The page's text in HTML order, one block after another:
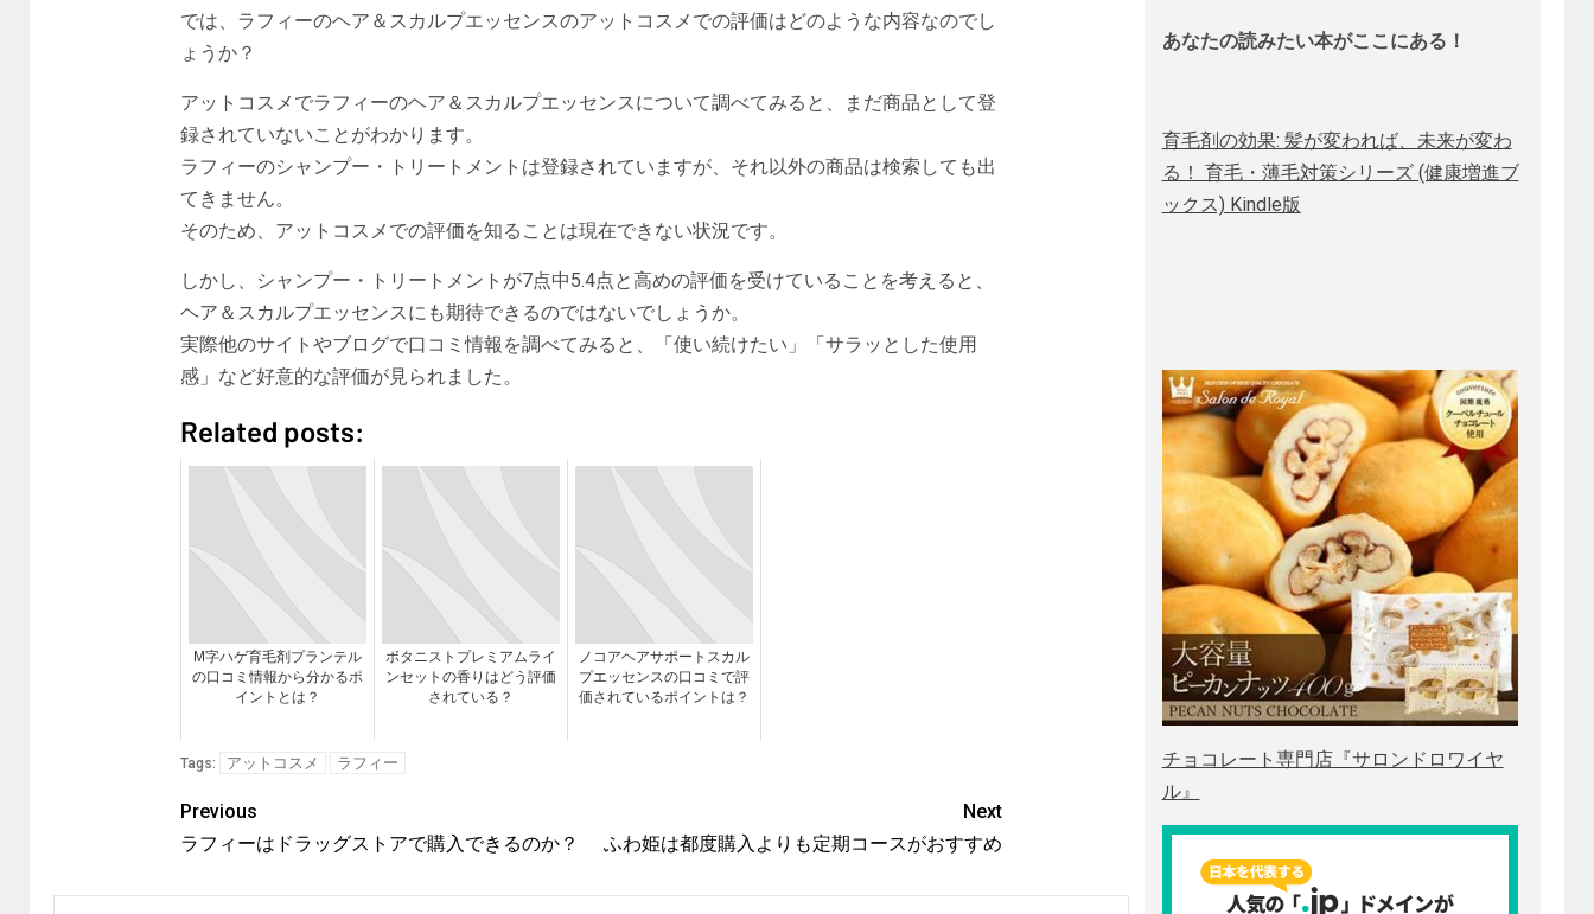
では、ラフィーのヘア＆スカルプエッセンスのアットコスメでの評価はどのような内容なのでし
ょうか？
アットコスメでラフィーのヘア＆スカルプエッセンスについて調べてみると、まだ商品として登
録されていないことがわかります。
ラフィーのシャンプー・トリートメントは登録されていますが、それ以外の商品は検索しても出
てきません。
そのため、アットコスメでの評価を知ることは現在できない状況です。
しかし、シャンプー・トリートメントが7点中5.4点と高めの評価を受けていることを考えると、
ヘア＆スカルプエッセンスにも期待できるのではないでしょうか。
実際他のサイトやブログで口コミ情報を調べてみると、「使い続けたい」「サラッとした使用
感」など好意的な評価が見られました。
Related posts:
M字ハゲ育毛剤プランテル
の口コミ情報から分かるポ
イントとは？
ボタニストプレミアムライ
ンセットの香りはどう評価
されている？
ノコアヘアサポートスカル
プエッセンスの口コミで評
価されているポイントは？
Tags: アットコスメ ラフィー
Previous
ラフィーはドラッグストアで購入できるのか？
Next
ふわ姫は都度購入よりも定期コースがおすすめ
あなたの読みたい本がここにある！
育毛剤の効果: 髪が変われば、未来が変わ
る！ 育毛・薄毛対策シリーズ (健康増進ブ
ックス) Kindle版
チョコレート専門店『サロンドロワイヤ
ル』